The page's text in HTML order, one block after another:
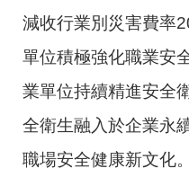
減收行業別災害費率
單位積極強化職業安
業單位持續精進安全
全衛生融入於企業永
職場安全健康新文化。